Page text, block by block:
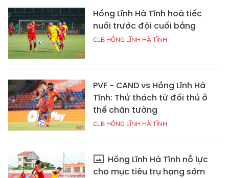
Hồng Lĩnh Hà Tĩnh hoà tiếc
nuối trước đội cuối bảng
CLB HỒNG LĨNH HÀ TĨNH
PVF - CAND vs Hồng Lĩnh Hà
Tĩnh: Thử thách từ đối thủ ở
thế chân tường
CLB HỒNG LĨNH HÀ TĨNH
Hồng Lĩnh Hà Tĩnh nỗ lực
cho mục tiêu trụ hạng sớm